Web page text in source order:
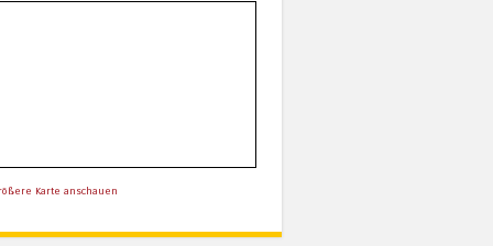
Karte anschauen